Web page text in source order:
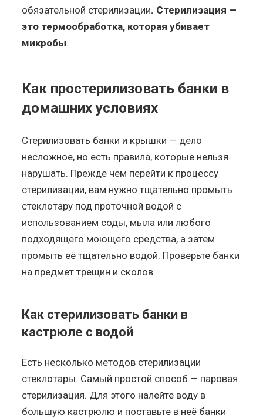
обязательной стерилизации. Стерилизация —
это термообработка, которая убивает
микробы.
Как простерилизовать банки в
домашних условиях
Стерилизовать банки и крышки — дело
несложное, но есть правила, которые нельзя
нарушать. Прежде чем перейти к процессу
стерилизации, вам нужно тщательно промыть
стеклотару под проточной водой с
использованием соды, мыла или любого
подходящего моющего средства, а затем
промыть её тщательно водой. Проверьте банки
на предмет трещин и сколов.
Как стерилизовать банки в
кастрюле с водой
Есть несколько методов стерилизации
стеклотары. Самый простой способ — паровая
стерилизация. Для этого налейте воду в
большую кастрюлю и поставьте в неё банки